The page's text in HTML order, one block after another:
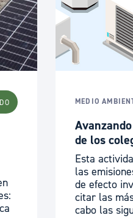
MEDIO
de los
Esta
las
de efecto
citar las
cabo las